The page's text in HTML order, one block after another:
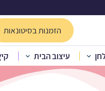
הזמנות בסיטונאות
עיצוב הבית
מדבקות בעיצוב אישי –